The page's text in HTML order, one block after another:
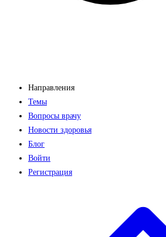
Направления
Темы
Вопросы врачу
Новости здоровья
Блог
Войти
Регистрация